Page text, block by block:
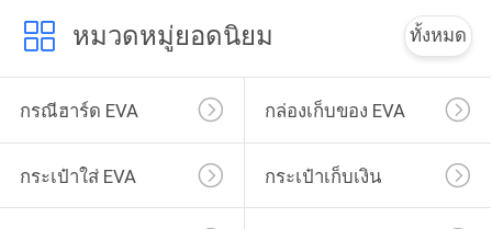
หมวดหมู่ยอดนิยม ทั้งหมด
กรณีฮาร์ด EVA กล่องเก็บของ EVA
กระเป๋าใส่ EVA กระเป๋าเก็บเงิน